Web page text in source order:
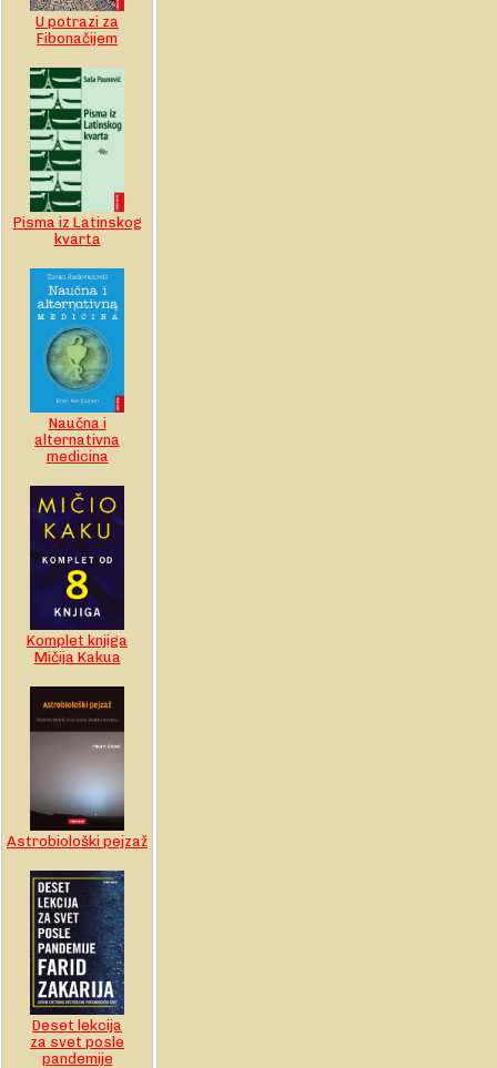
U potrazi za
Fibonačijem
Pisma iz Latinskog
kvarta
Naučna i
alternativna
medicina
Komplet knjiga
Mičija Kakua
Astrobiološki pejzaž
Deset lekcija
za svet posle
pandemije